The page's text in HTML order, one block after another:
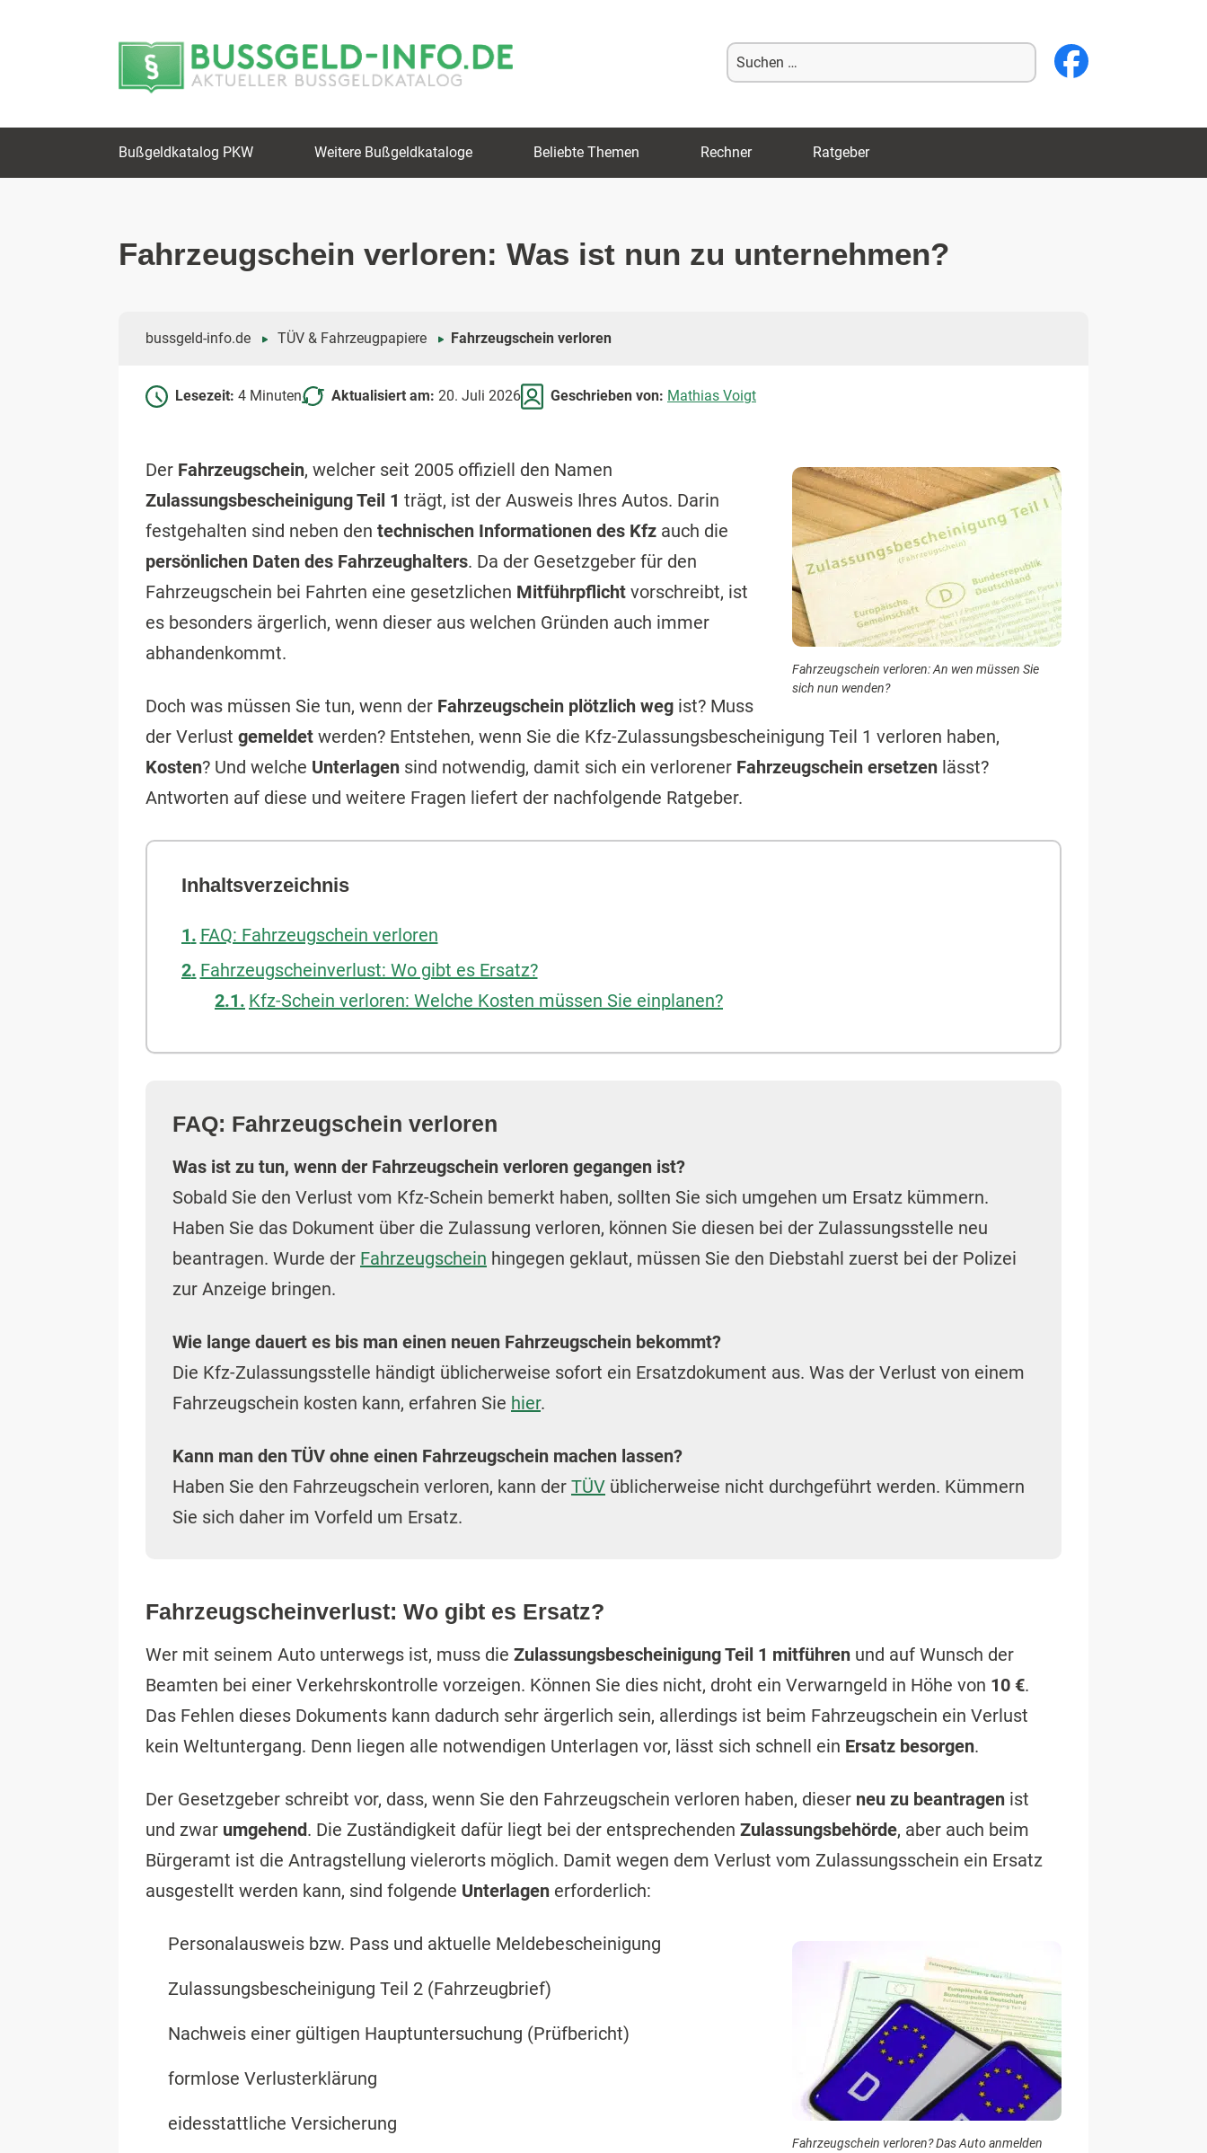
Suche
nach:
Bußgeldkatalog PKW Weitere Bußgeldkataloge Beliebte Themen Rechner Ratgeber
Fahrzeugschein verloren: Was ist nun zu unternehmen?
bussgeld-info.de TÜV & Fahrzeugpapiere Fahrzeugschein verloren
Lesezeit: 4 Minuten Aktualisiert am: 20. Juli 2026 Geschrieben von: Mathias Voigt
Fahrzeugschein verloren: An wen müssen Sie
sich nun wenden?
Der Fahrzeugschein, welcher seit 2005 offiziell den Namen
Zulassungsbescheinigung Teil 1 trägt, ist der Ausweis Ihres Autos. Darin
festgehalten sind neben den technischen Informationen des Kfz auch die
persönlichen Daten des Fahrzeughalters. Da der Gesetzgeber für den
Fahrzeugschein bei Fahrten eine gesetzlichen Mitführpflicht vorschreibt, ist
es besonders ärgerlich, wenn dieser aus welchen Gründen auch immer
abhandenkommt.
Doch was müssen Sie tun, wenn der Fahrzeugschein plötzlich weg ist? Muss
der Verlust gemeldet werden? Entstehen, wenn Sie die Kfz-Zulassungsbescheinigung Teil 1 verloren haben,
Kosten? Und welche Unterlagen sind notwendig, damit sich ein verlorener Fahrzeugschein ersetzen lässt?
Antworten auf diese und weitere Fragen liefert der nachfolgende Ratgeber.
Inhaltsverzeichnis
FAQ: Fahrzeugschein verloren
Fahrzeugscheinverlust: Wo gibt es Ersatz?
Kfz-Schein verloren: Welche Kosten müssen Sie einplanen?
FAQ: Fahrzeugschein verloren
Was ist zu tun, wenn der Fahrzeugschein verloren gegangen ist?
Sobald Sie den Verlust vom Kfz-Schein bemerkt haben, sollten Sie sich umgehen um Ersatz kümmern.
Haben Sie das Dokument über die Zulassung verloren, können Sie diesen bei der Zulassungsstelle neu
beantragen. Wurde der Fahrzeugschein hingegen geklaut, müssen Sie den Diebstahl zuerst bei der Polizei
zur Anzeige bringen.
Wie lange dauert es bis man einen neuen Fahrzeugschein bekommt?
Die Kfz-Zulassungsstelle händigt üblicherweise sofort ein Ersatzdokument aus. Was der Verlust von einem
Fahrzeugschein kosten kann, erfahren Sie hier.
Kann man den TÜV ohne einen Fahrzeugschein machen lassen?
Haben Sie den Fahrzeugschein verloren, kann der TÜV üblicherweise nicht durchgeführt werden. Kümmern
Sie sich daher im Vorfeld um Ersatz.
Fahrzeugscheinverlust: Wo gibt es Ersatz?
Wer mit seinem Auto unterwegs ist, muss die Zulassungsbescheinigung Teil 1 mitführen und auf Wunsch der
Beamten bei einer Verkehrskontrolle vorzeigen. Können Sie dies nicht, droht ein Verwarngeld in Höhe von 10 €.
Das Fehlen dieses Dokuments kann dadurch sehr ärgerlich sein, allerdings ist beim Fahrzeugschein ein Verlust
kein Weltuntergang. Denn liegen alle notwendigen Unterlagen vor, lässt sich schnell ein Ersatz besorgen.
Der Gesetzgeber schreibt vor, dass, wenn Sie den Fahrzeugschein verloren haben, dieser neu zu beantragen ist
und zwar umgehend. Die Zuständigkeit dafür liegt bei der entsprechenden Zulassungsbehörde, aber auch beim
Bürgeramt ist die Antragstellung vielerorts möglich. Damit wegen dem Verlust vom Zulassungsschein ein Ersatz
ausgestellt werden kann, sind folgende Unterlagen erforderlich:
Fahrzeugschein verloren? Das Auto anmelden
Personalausweis bzw. Pass und aktuelle Meldebescheinigung
Zulassungsbescheinigung Teil 2 (Fahrzeugbrief)
Nachweis einer gültigen Hauptuntersuchung (Prüfbericht)
formlose Verlusterklärung
eidesstattliche Versicherung